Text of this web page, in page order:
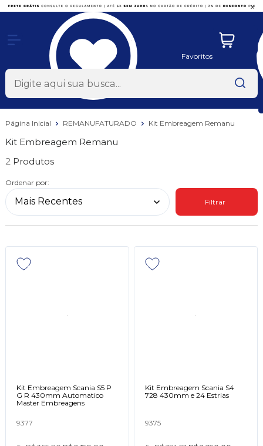
x
Favoritos
Página Inicial REMANUFATURADO Kit Embreagem Remanu
Kit Embreagem Remanu
2
Ordenar por:
Filtrar
Kit Embreagem Scania S5 P
G R 430mm Automatico
Master Embreagens
9377
Kit Embreagem Scania S4
728 430mm e 24 Estrias
9375